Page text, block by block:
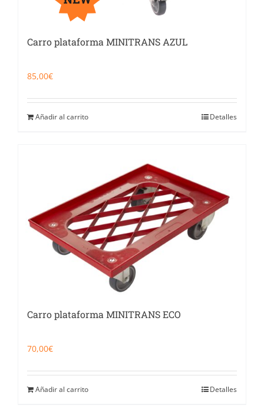
Carro plataforma MINITRANS AZUL
85,00€
Añadir al carrito Detalles
Carro plataforma MINITRANS ECO
70,00€
Añadir al carrito Detalles